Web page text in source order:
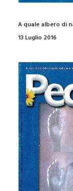
A quale albero di
13 Luglio 2016